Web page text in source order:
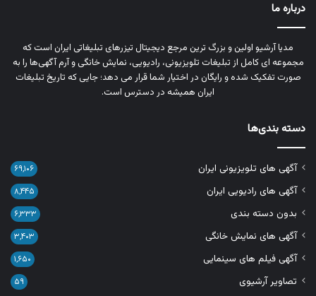
درباره ما
مدیا آرشیو اولین و بزرگ‌ ترین مرجع دیجیتال تیزرهای تبلیغاتی ایران است که
مجموعه‌ ای کامل از تبلیغات تلویزیونی، رادیویی، نمایش خانگی و آرم‌ آگهی‌ها را به‌
صورت تفکیک‌ شده و رایگان در اختیار شما قرار می‌ دهد؛ جایی که تاریخ تبلیغات
ایران همیشه در دسترس است.
دسته بندی‌ها
آگهی های تلویزیونی ایران ۶۹,۱۰۶
آگهی های رادیویی ایران ۸,۴۴۵
بدون دسته بندی ۶,۳۳۳
آگهی های نمایش خانگی ۳,۴۰۳
آگهی فیلم های سینمایی ۱,۶۵۰
تصاویر آرشیوی ۵۹